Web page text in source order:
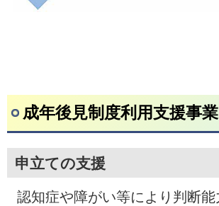
成年後見制度利用支援事業
申立ての支援
認知症や障がい等により判断